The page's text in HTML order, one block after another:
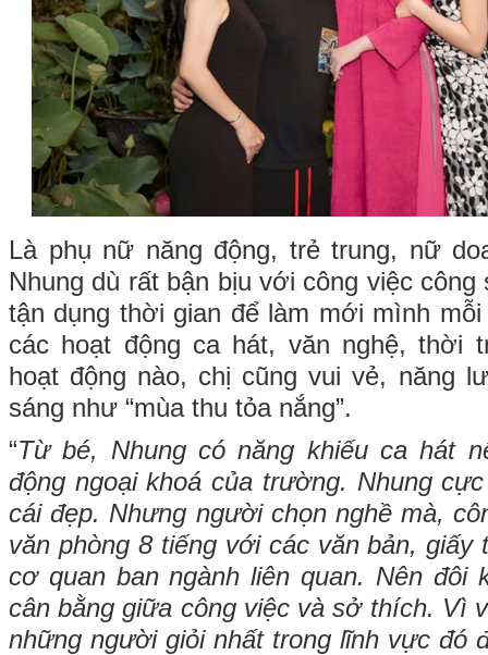
Là phụ nữ năng động, trẻ trung, nữ
Nhung dù rất bận bịu với công việc
tận dụng thời gian để làm mới mình
các hoạt động ca hát, văn nghệ, thời
hoạt động nào, chị cũng vui vẻ, năng
sáng như “mùa thu tỏa nắng”.
“Từ bé, Nhung có năng khiếu ca hát
động ngoại khoá của trường. Nhung
cái đẹp. Nhưng người chọn nghề mà,
văn phòng 8 tiếng với các văn bản,
cơ quan ban ngành liên quan. Nên đôi
cân bằng giữa công việc và sở thích. Vì
những người giỏi nhất trong lĩnh vực đó